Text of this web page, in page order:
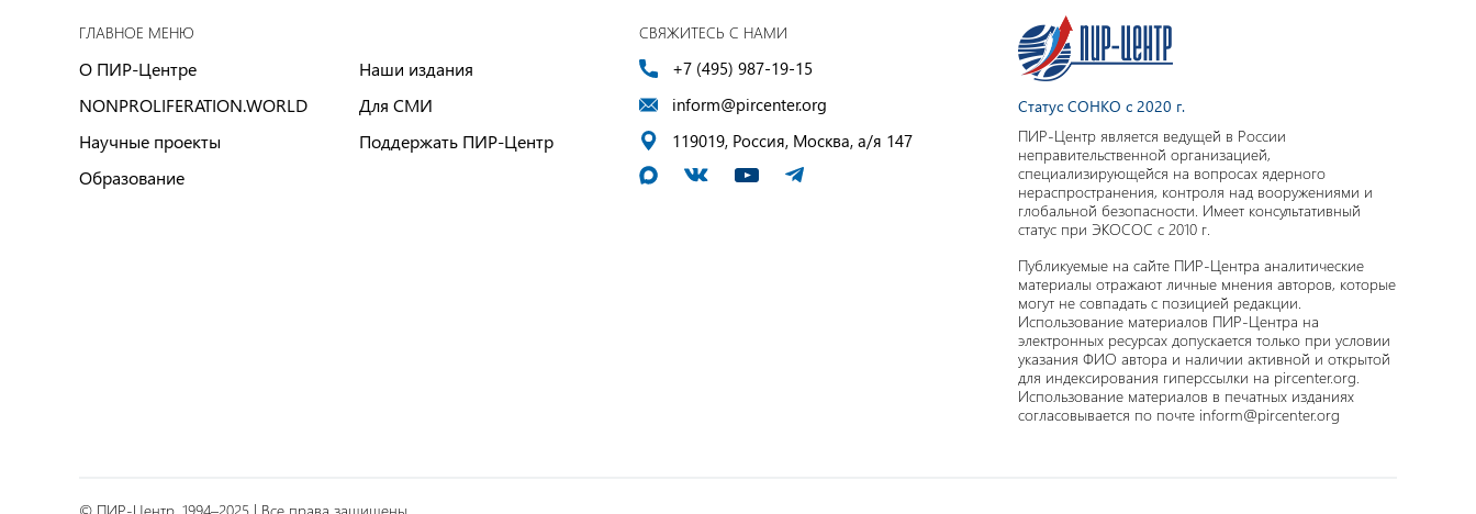
ГЛАВНОЕ МЕНЮ
О ПИР-Центре
NONPROLIFERATION.WORLD
Научные проекты
Образование
Наши издания
Для СМИ
Поддержать ПИР-Центр
СВЯЖИТЕСЬ С НАМИ
+7 (495) 987-19-15
inform@pircenter.org
119019, Россия, Москва, а/я 147
Статус СОНКО с 2020 г.
ПИР-Центр является ведущей в России
неправительственной организацией,
специализирующейся на вопросах ядерного
нераспространения, контроля над вооружениями и
глобальной безопасности. Имеет консультативный
статус при ЭКОСОС с 2010 г.
Публикуемые на сайте ПИР-Центра аналитические
материалы отражают личные мнения авторов, которые
могут не совпадать с позицией редакции.
Использование материалов ПИР-Центра на
электронных ресурсах допускается только при условии
указания ФИО автора и наличии активной и открытой
для индексирования гиперссылки на pircenter.org.
Использование материалов в печатных изданиях
согласовывается по почте inform@pircenter.org